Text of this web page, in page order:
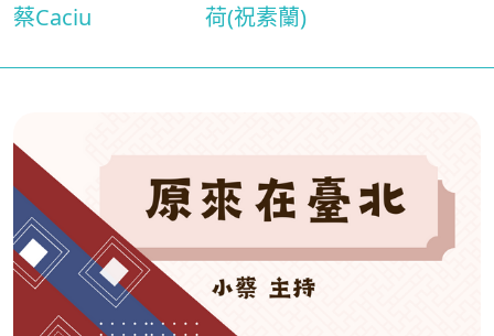
蔡Caciu
荷(祝素蘭)